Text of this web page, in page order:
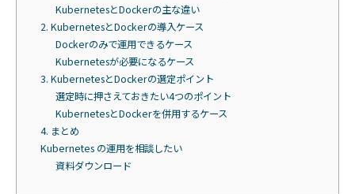
KubernetesとDockerの主な違い
2. KubernetesとDockerの導入ケース
Dockerのみで運用できるケース
Kubernetesが必要になるケース
3. KubernetesとDockerの選定ポイント
選定時に押さえておきたい4つのポイント
KubernetesとDockerを併用するケース
4. まとめ
Kubernetes の運用を相談したい
資料ダウンロード